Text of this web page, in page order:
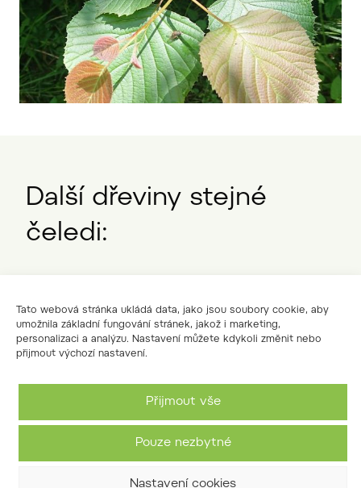
Tato webová stránka ukládá data, jako jsou soubory cookie, aby
umožnila základní fungování stránek, jakož i marketing,
personalizaci a analýzu. Nastavení můžete kdykoli změnit nebo
přijmout výchozí nastavení.
Přijmout vše
Pouze nezbytné
Nastavení cookies
Další dřeviny stejné
čeledi:
jilmovník mnohomužný